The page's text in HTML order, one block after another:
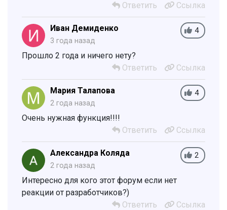
Ответить Ссылка
4
Иван Демиденко
3 года назад
Прошло 2 года и ничего нету?
Ответить
Ссылка
4
Мария Талапова
2 года назад
Очень нужная функция!!!!
Ответить
Ссылка
2
Александра Коляда
2 года назад
Интересно для кого этот форум если нет
реакции от разработчиков?)
Ответить
Ссылка